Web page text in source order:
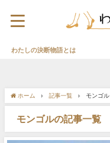
わたしの決断物語とは
ホーム 記事一覧 モンゴル
モンゴルの記事一覧